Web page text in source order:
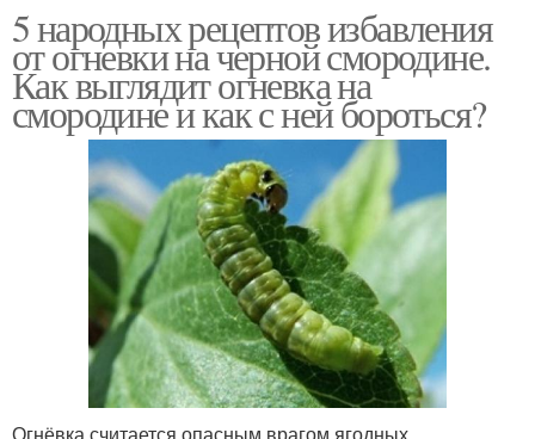
5 народных рецептов избавления
от огневки на черной смородине.
Как выглядит огневка на
смородине и как с ней бороться?